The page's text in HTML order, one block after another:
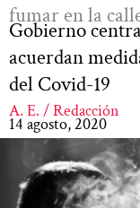
fumar en la
Gobierno
acuerdan
del Covid-19
A. E. / Redacción
14 agosto, 2020